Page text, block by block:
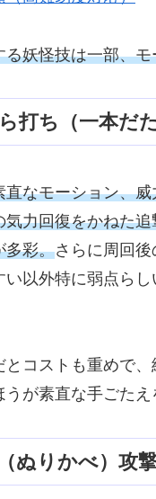
妖怪技は一部、
打ち（一本だ
直なモーション、
気力回復をかねた
多彩。さらに周回
以外特に弱点らし
とコストも重めで
が素直な手ごたえ
ぬりかべ）攻